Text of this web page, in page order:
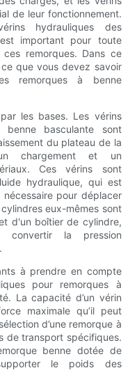
de leur fonctionnement.
hydrauliques des
important pour toute
remorques. Dans ce
que vous devez savoir
remorques à benne
les bases. Les vérins
basculante sont
du plateau de la
chargement et un
Ces vérins sont
hydraulique, qui est
pour déplacer
eux-mêmes sont
d'un boîtier de cylindre,
convertir la pression
à prendre en compte
pour remorques à
La capacité d’un vérin
maximale qu’il peut
d’une remorque à
de transport spécifiques.
benne dotée de
le poids des